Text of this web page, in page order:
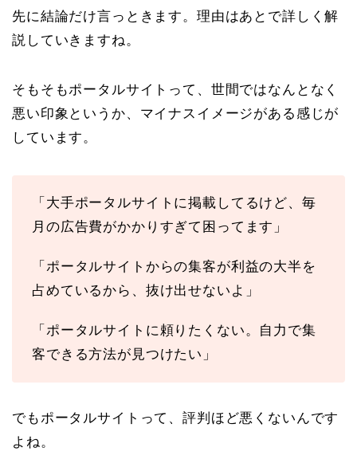
先に結論だけ言っときます。理由はあとで詳しく解
説していきますね。
そもそもポータルサイトって、世間ではなんとなく
悪い印象というか、マイナスイメージがある感じが
しています。
「大手ポータルサイトに掲載してるけど、毎
月の広告費がかかりすぎて困ってます」
「ポータルサイトからの集客が利益の大半を
占めているから、抜け出せないよ」
「ポータルサイトに頼りたくない。自力で集
客できる方法が見つけたい」
でもポータルサイトって、評判ほど悪くないんです
よね。